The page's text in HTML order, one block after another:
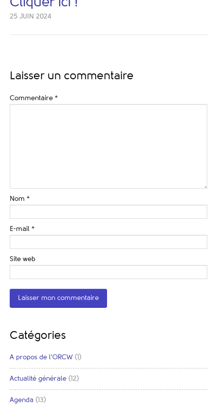
25 JUIN 2024
Laisser un commentaire
Commentaire *
Nom *
E-mail *
Site web
Catégories
A propos de l'ORCW (1)
Actualité générale (12)
Agenda (13)